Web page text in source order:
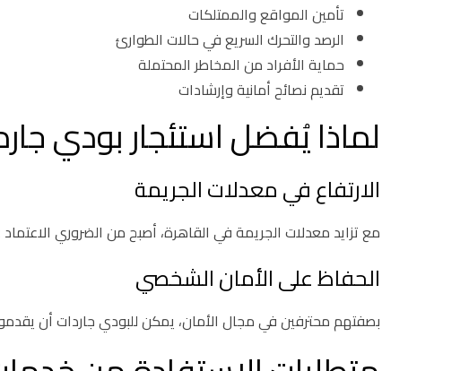
تأمين المواقع والممتلكات
الرصد والتحرك السريع في حالات الطوارئ
حماية الأفراد من المخاطر المحتملة
تقديم نصائح أمانية وإرشادات
لماذا يُفضل استئجار بودي
الارتفاع في معدلات الجريمة
مع تزايد معدلات الجريمة في القاهرة، أصبح من الضروري
الحفاظ على الأمان الشخصي
بصفتهم محترفين في مجال الأمان، يمكن للبودي جاردات أن